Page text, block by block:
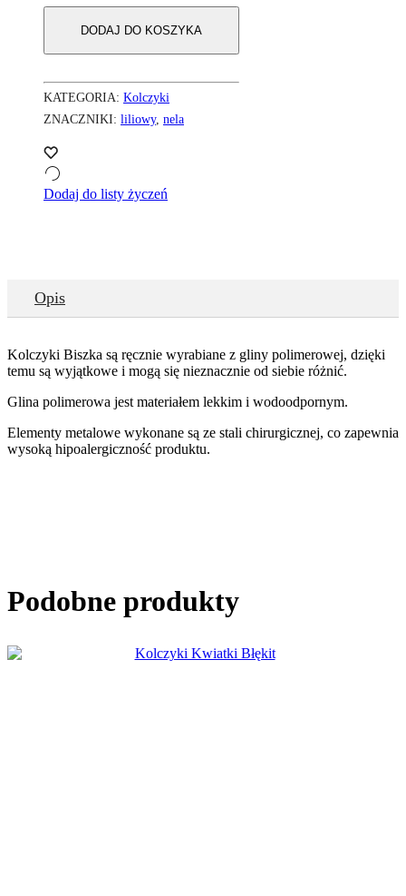
DODAJ DO KOSZYKA
KATEGORIA: Kolczyki
ZNACZNIKI: liliowy, nela
Dodaj do listy życzeń
Opis
Kolczyki Biszka są ręcznie wyrabiane z gliny polimerowej, dzięki
temu są wyjątkowe i mogą się nieznacznie od siebie różnić.
Glina polimerowa jest materiałem lekkim i wodoodpornym.
Elementy metalowe wykonane są ze stali chirurgicznej, co zapewnia
wysoką hipoalergiczność produktu.
Podobne produkty